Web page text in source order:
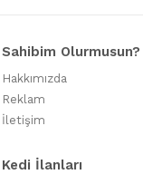
Sahibim Olurmusun?
Hakkımızda
Reklam
İletişim
Kedi İlanları